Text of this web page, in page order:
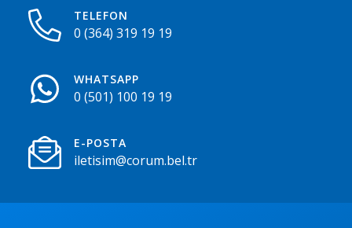
TELEFON
0 (364) 319 19 19
WHATSAPP
0 (501) 100 19 19
E-POSTA
iletisim@corum.bel.tr